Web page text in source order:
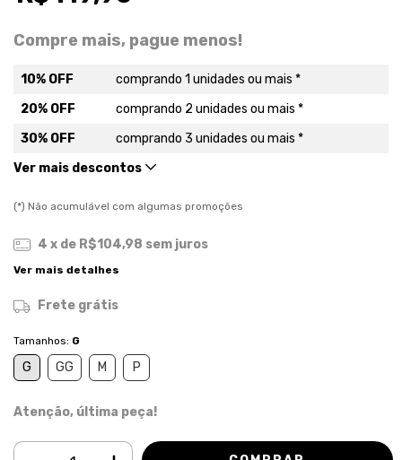
Compre mais, pague menos!
10% OFF
comprando 1 unidades ou mais *
20% OFF
comprando 2 unidades ou mais *
30% OFF
comprando 3 unidades ou mais *
Ver mais descontos
(*) Não acumulável com algumas promoções
4 x de R$104,98 sem juros
Ver mais detalhes
Frete grátis
Tamanhos: G
G GG M P
Atenção, última peça!